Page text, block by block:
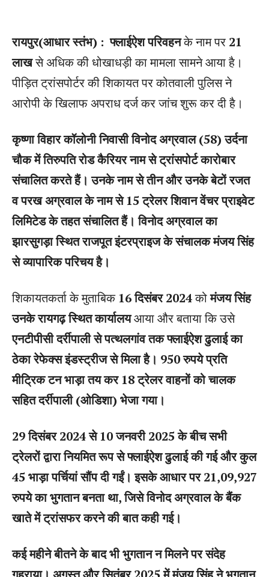
रायपुर(आधार स्तंभ) : फ्लाईऐश परिवहनके नाम पर 21
लाखसे अधिक की धोखाधड़ी का मामला सामने आया है।
पीड़ित ट्रांसपोर्टर की शिकायत पर कोतवाली पुलिस ने
आरोपी के खिलाफ अपराध दर्ज कर जांच शुरू कर दी है।
कृष्णा विहार कॉलोनी निवासी विनोद अग्रवाल (58) उर्दना
चौक में तिरुपति रोड कैरियर नाम से ट्रांसपोर्ट कारोबार
संचालित करते हैं। उनके नाम से तीन और उनके बेटों रजत
व परख अग्रवाल के नाम से 15 ट्रेलर शिवान वेंचर प्राइवेट
लिमिटेड के तहत संचालित हैं। विनोद अग्रवाल का
झारसुगड़ा स्थित राजपूत इंटरप्राइज के संचालक मंजय सिंह
से व्यापारिक परिचय है।
शिकायतकर्ता के मुताबिक16 दिसंबर 2024कोमंजय सिंह
उनके रायगढ़ स्थित कार्यालयआया और बताया कि उसे
एनटीपीसी दर्रीपाली से पत्थलगांव तक फ्लाईऐश ढुलाई का
ठेका रेफेक्स इंडस्ट्रीज से मिला है। 950 रुपये प्रति
मीट्रिक टन भाड़ा तय कर 18 ट्रेलर वाहनों को चालक
सहित दर्रीपाली (ओडिशा) भेजा गया।
29 दिसंबर 2024 से 10 जनवरी 2025 के बीच सभी
ट्रेलरों द्वारा नियमित रूप से फ्लाईऐश ढुलाई की गई और कुल
45 भाड़ा पर्चियां सौंप दी गईं। इसके आधार पर 21,09,927
रुपये का भुगतान बनता था, जिसे विनोद अग्रवाल के बैंक
खाते में ट्रांसफर करने की बात कही गई।
कई महीने बीतने के बाद भी भुगतान न मिलने पर संदेह